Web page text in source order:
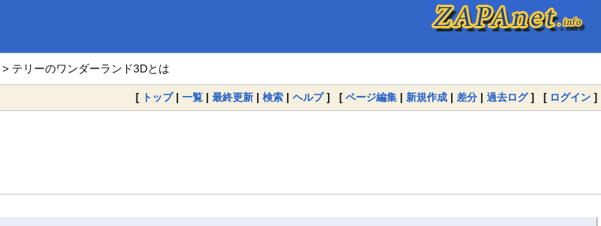
> テリーのワンダーランド3Dとは
[ トップ| 一覧 | 最終更新 | 検索 | ヘルプ] [ ページ編集 | 新規作成 | 差分 | 過去ログ] [ ログイン ]